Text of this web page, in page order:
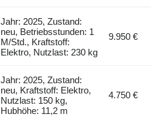
Jahr: 2025, Zustand:
neu, Betriebsstunden: 1
M/Std., Kraftstoff:
Elektro, Nutzlast: 230 kg
9.950 €
Jahr: 2025, Zustand:
neu, Kraftstoff: Elektro,
Nutzlast: 150 kg,
Hubhöhe: 11,2 m
4.750 €